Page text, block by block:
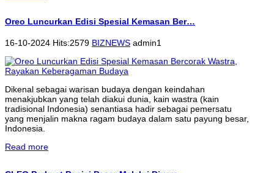
Oreo Luncurkan Edisi Spesial Kemasan Ber…
16-10-2024 Hits:2579 BIZNEWS admin1
Dikenal sebagai warisan budaya dengan keindahan
menakjubkan yang telah diakui dunia, kain wastra (kain
tradisional Indonesia) senantiasa hadir sebagai pemersatu
yang menjalin makna ragam budaya dalam satu payung besar,
Indonesia.
Read more